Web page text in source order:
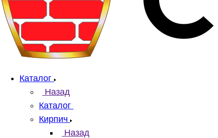
Каталог
Назад
Каталог
Кирпич
Назад